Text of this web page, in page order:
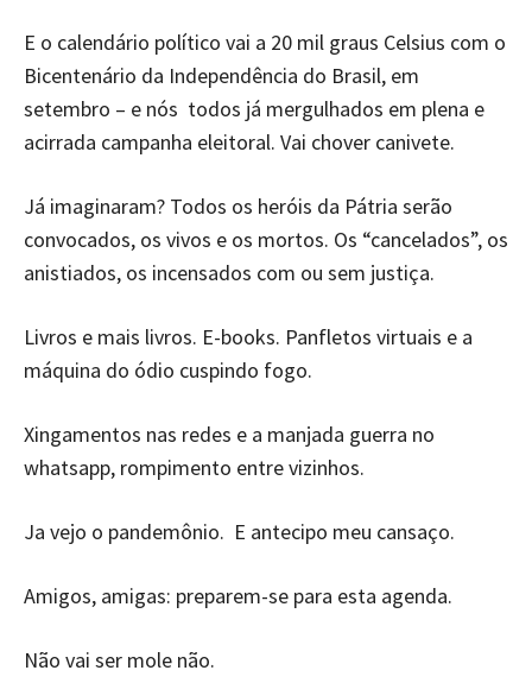
E o calendário político vai a 20 mil graus Celsius com o
Bicentenário da Independência do Brasil, em
setembro – e nós todos já mergulhados em plena e
acirrada campanha eleitoral. Vai chover canivete.
Já imaginaram? Todos os heróis da Pátria serão
convocados, os vivos e os mortos. Os “cancelados”, os
anistiados, os incensados com ou sem justiça.
Livros e mais livros. E-books. Panfletos virtuais e a
máquina do ódio cuspindo fogo.
Xingamentos nas redes e a manjada guerra no
whatsapp, rompimento entre vizinhos.
Ja vejo o pandemônio. E antecipo meu cansaço.
Amigos, amigas: preparem-se para esta agenda.
Não vai ser mole não.